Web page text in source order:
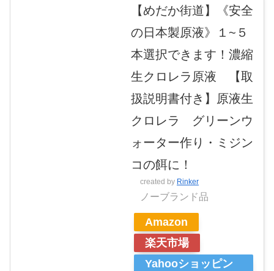
【めだか街道】《安全
の日本製原液》１~５
本選択できます！濃縮
生クロレラ原液 【取
扱説明書付き】原液生
クロレラ グリーンウ
ォーター作り・ミジン
コの餌に！
created by Rinker
ノーブランド品
Amazon
楽天市場
Yahooショッピン